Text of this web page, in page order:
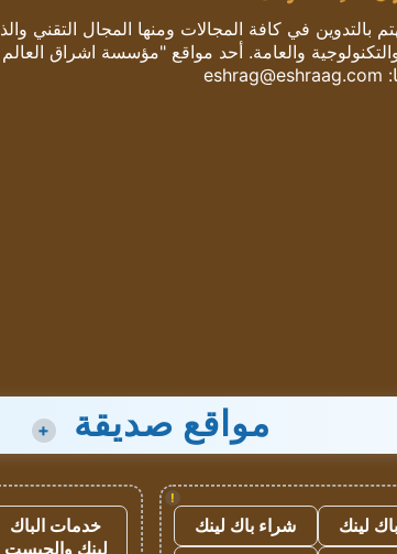
في كافة المجالات ومنها المجال التقني
والعامة. أحد مواقع "مؤسسة اشراق العالم
eshrag@eshraag.com
مواقع صديقة +
!
لينك
شراء باك لينك
خدمات الباك
لينك والجيست